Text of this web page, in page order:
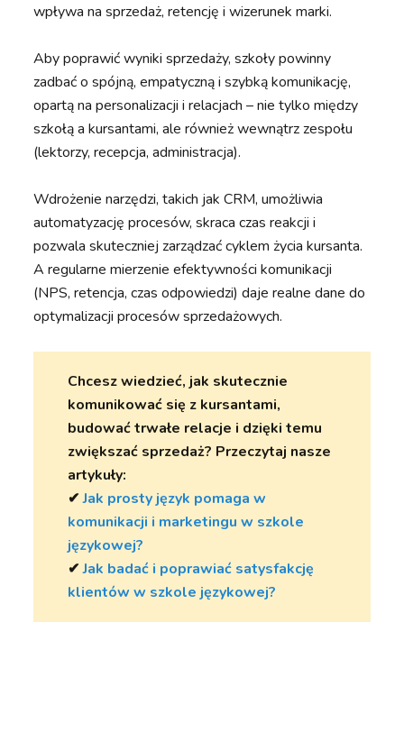
wpływa na sprzedaż, retencję i wizerunek marki.
Aby poprawić wyniki sprzedaży, szkoły powinny
zadbać o spójną, empatyczną i szybką komunikację,
opartą na personalizacji i relacjach – nie tylko między
szkołą a kursantami, ale również wewnątrz zespołu
(lektorzy, recepcja, administracja).
Wdrożenie narzędzi, takich jak CRM, umożliwia
automatyzację procesów, skraca czas reakcji i
pozwala skuteczniej zarządzać cyklem życia kursanta.
A regularne mierzenie efektywności komunikacji
(NPS, retencja, czas odpowiedzi) daje realne dane do
optymalizacji procesów sprzedażowych.
Chcesz wiedzieć, jak skutecznie
komunikować się z kursantami,
budować trwałe relacje i dzięki temu
zwiększać sprzedaż? Przeczytaj nasze
artykuły:
✔︎Jak prosty język pomaga w
komunikacji i marketingu w szkole
językowej?
✔︎Jak badać i poprawiać satysfakcję
klientów w szkole językowej?